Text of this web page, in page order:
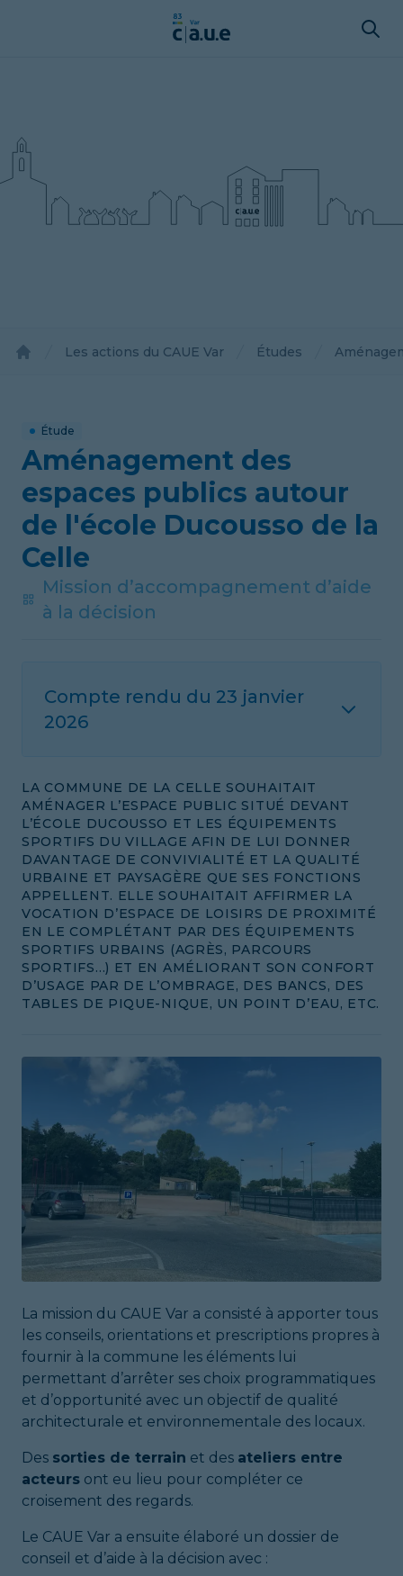
Les actions du CAUE Var Études
Étude
Aménagement des
espaces publics autour
de l'école Ducousso de la
Celle
Mission d’accompagnement d’aide
à la décision
Compte rendu du 23 janvier
2026
LA COMMUNE DE LA CELLE SOUHAITAIT
AMÉNAGER L’ESPACE PUBLIC SITUÉ DEVANT
L’ÉCOLE DUCOUSSO ET LES ÉQUIPEMENTS
SPORTIFS DU VILLAGE AFIN DE LUI DONNER
DAVANTAGE DE CONVIVIALITÉ ET LA QUALITÉ
URBAINE ET PAYSAGÈRE QUE SES FONCTIONS
APPELLENT. ELLE SOUHAITAIT AFFIRMER LA
VOCATION D’ESPACE DE LOISIRS DE PROXIMITÉ
EN LE COMPLÉTANT PAR DES ÉQUIPEMENTS
SPORTIFS URBAINS (AGRÈS, PARCOURS
SPORTIFS…) ET EN AMÉLIORANT SON CONFORT
D’USAGE PAR DE L’OMBRAGE, DES BANCS, DES
TABLES DE PIQUE-NIQUE, UN POINT D’EAU, ETC.
La mission du CAUE Var a consisté à apporter tous
les conseils, orientations et prescriptions propres à
fournir à la commune les éléments lui
permettant d’arrêter ses choix programmatiques
et d’opportunité avec un objectif de qualité
architecturale et environnementale des locaux.
Des sorties de terrain et des ateliers entre
acteurs ont eu lieu pour compléter ce
croisement des regards.
Le CAUE Var a ensuite élaboré un dossier de
conseil et d’aide à la décision avec :